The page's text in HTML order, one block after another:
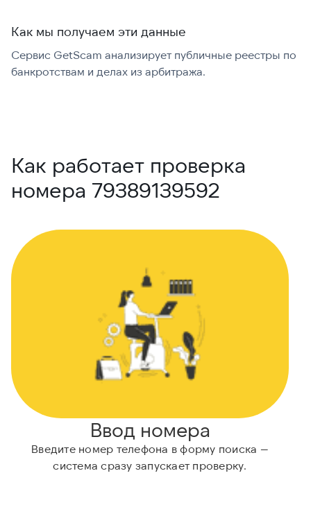
Как мы получаем эти данные
Сервис GetScam анализирует публичные реестры по
банкротствам и делах из арбитража.
Как работает проверка
номера 79389139592
Ввод номера
Введите номер телефона в форму поиска —
система сразу запускает проверку.